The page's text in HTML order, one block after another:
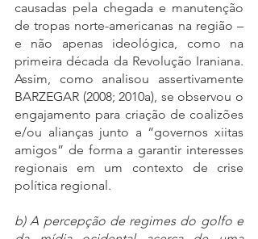
causadas pela chegada e manutenção
de tropas norte-americanas na região –
e não apenas ideológica, como na
primeira década da Revolução Iraniana.
Assim, como analisou assertivamente
BARZEGAR (2008; 2010a), se observou o
engajamento para criação de coalizões
e/ou alianças junto a “governos xiitas
amigos” de forma a garantir interesses
regionais em um contexto de crise
política regional.
b) A percepção de regimes do golfo e